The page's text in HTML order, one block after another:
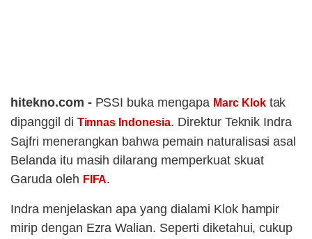
hitekno.com - PSSI buka mengapa Marc Kloktak
dipanggil di Timnas Indonesia. Direktur Teknik Indra
Sajfri menerangkan bahwa pemain naturalisasi asal
Belanda itu masih dilarang memperkuat skuat
Garuda oleh FIFA.
Indra menjelaskan apa yang dialami Klok hampir
mirip dengan Ezra Walian. Seperti diketahui, cukup